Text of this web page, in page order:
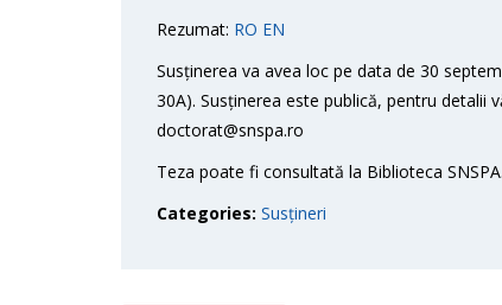
Rezumat: RO EN
Susținerea va avea loc pe data de 30
30A). Susținerea este publică, pentru detalii
doctorat@snspa.ro
Teza poate fi consultată la Biblioteca SNSPA.
Categories: Susțineri